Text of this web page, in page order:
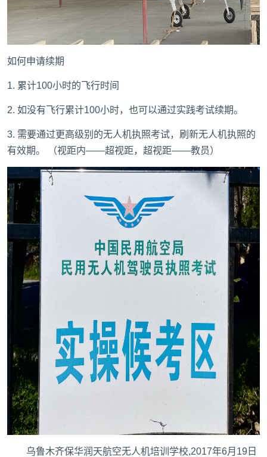
如何申请续期
1. 累计100小时的飞行时间
2. 如没有飞行累计100小时，也可以通过实践考试续期。
3. 需要通过更高级别的无人机执照考试，刷新无人机执照的
有效期。 （视距内——超视距，超视距——教员）
乌鲁木齐保华润天航空无人机培训学校,2017年6月19日